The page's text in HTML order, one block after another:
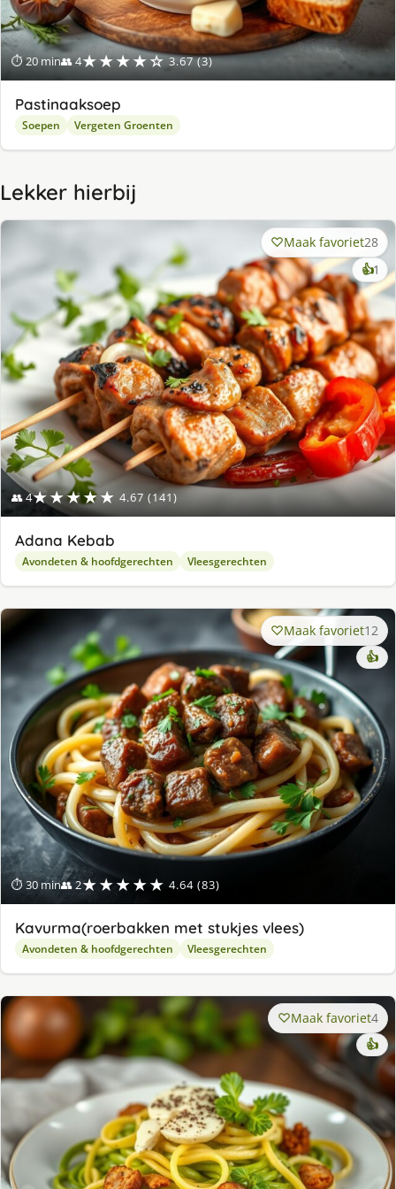
⏱ 20 min👥 4★★★★☆ 3.67 (3)
Pastinaaksoep
Soepen Vergeten Groenten
Lekker hierbij
👥 4★★★★★ 4.67 (141)
Maak favoriet28
👍1
Adana Kebab
Avondeten & hoofdgerechten Vleesgerechten
⏱ 30 min👥 2★★★★★ 4.64 (83)
Maak favoriet12
👍
Kavurma(roerbakken met stukjes vlees)
Avondeten & hoofdgerechten Vleesgerechten
Maak favoriet4
👍